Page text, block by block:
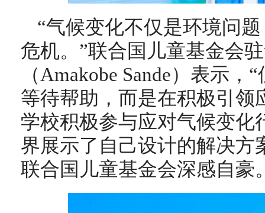
“气候变化不仅是环境问
危机。”联合国儿童基金会
（Amakobe Sande）表示
等待帮助，而是在积极引领
学校积极参与应对气候变化
界展示了自己设计的解决方
联合国儿童基金会深感自豪